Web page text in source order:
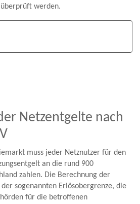
werden.
Netzentgelte nach
muss jeder Netznutzer für den
an die rund 900
zahlen. Die Berechnung der
sogenannten Erlösobergrenze, die
für die betroffenen